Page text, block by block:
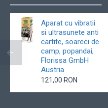
Aparat cu vibratii
si ultrasunete anti
cartite, soareci de
camp, popandai,
Florissa GmbH
Austria
121,00 RON